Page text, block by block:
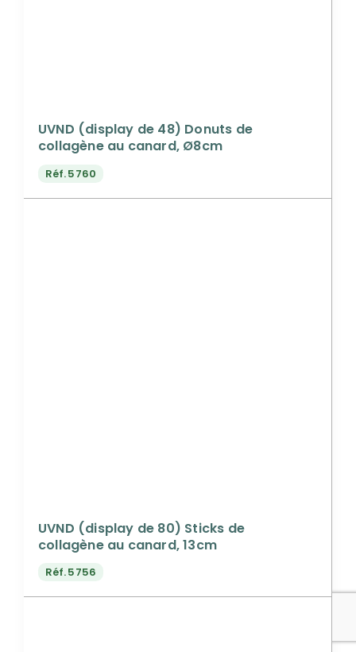
UVND (display de 48) Donuts de
collagène au canard, Ø8cm
Réf.5760
UVND (display de 80) Sticks de
collagène au canard, 13cm
Réf.5756